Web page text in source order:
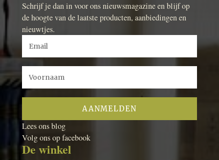
Schrijf je dan in voor ons nieuwsmagazine en blijf op
de hoogte van de laatste producten, aanbiedingen en
nieuwtjes.
Lees ons blog
Volg ons op facebook
De winkel